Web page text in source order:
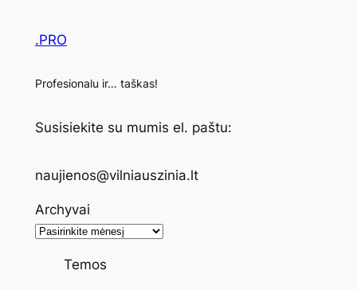
.PRO
Profesionalu ir… taškas!
Susisiekite su mumis el. paštu:
naujienos@vilniauszinia.lt
Archyvai
Temos